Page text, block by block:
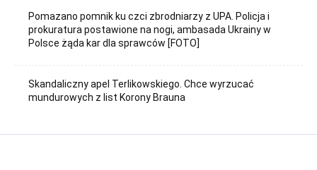
Pomazano pomnik ku czci zbrodniarzy z UPA. Policja i
prokuratura postawione na nogi, ambasada Ukrainy w
Polsce żąda kar dla sprawców [FOTO]
Skandaliczny apel Terlikowskiego. Chce wyrzucać
mundurowych z list Korony Brauna